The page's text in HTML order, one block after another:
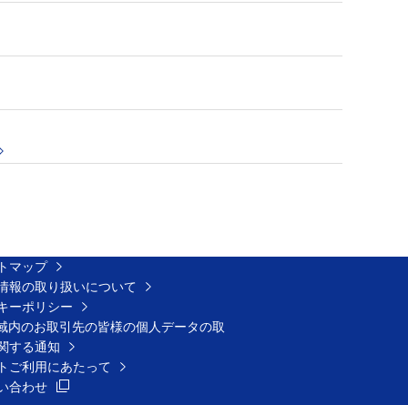
マップ
報の取り扱いについて
ーポリシー
内のお取引先の皆様の個人データの取
する通知
ご利用にあたって
合わせ新規ウィンドウを開きます